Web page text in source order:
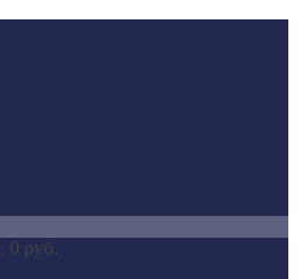
0 руб.